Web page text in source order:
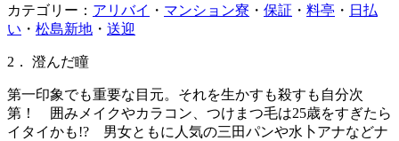
カテゴリー： アリバイ ・ マンション寮 ・ 保証 ・ 料亭 ・ 日払
い ・ 松島新地 ・ 送迎
2． 澄んだ瞳
第一印象でも重要な目元。それを生かすも殺すも自分次
第！ 囲みメイクやカラコン、つけまつ毛は25歳をすぎたら
イタイかも!? 男女ともに人気の三田パンや水卜アナなどナ